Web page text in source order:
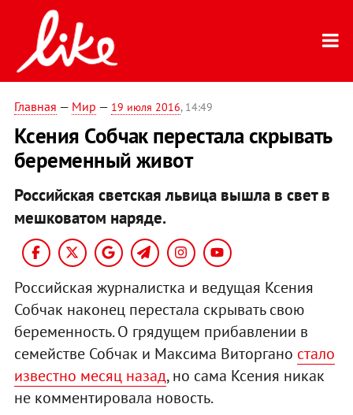
Главная — Мир — 19 июля 2016, 14:49
Ксения Собчак перестала скрывать
беременный живот
Российская светская львица вышла в свет в
мешковатом наряде.
Российская журналистка и ведущая Ксения
Собчак наконец перестала скрывать свою
беременность. О грядущем прибавлении в
семействе Собчак и Максима Виторгано стало
известно месяц назад, но сама Ксения никак
не комментировала новость.